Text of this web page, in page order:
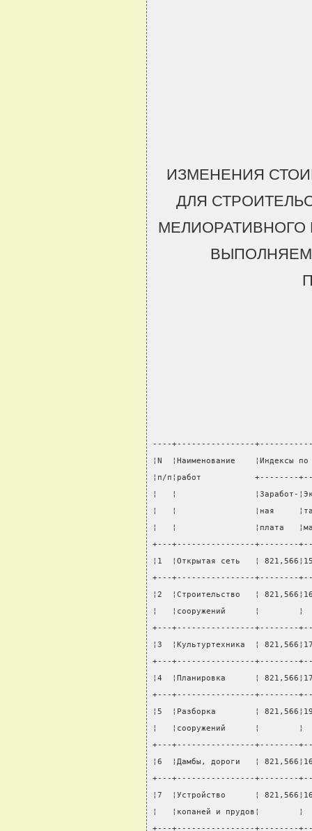
ИЗМЕНЕНИЯ
ДЛЯ
МЕЛИОРАТИВНОГО
----+----------------
¦N  ¦Наименование
¦п/п¦работ           +--------
¦   ¦                ¦Заработ-
¦   ¦                ¦ная
¦   ¦                ¦плата
+---+----------------+--------
¦1  ¦Открытая сеть   ¦
+---+----------------+--------
¦2  ¦Строительство   ¦
¦   ¦сооружений      ¦
+---+----------------+--------
¦3  ¦Культуртехника  ¦
+---+----------------+--------
¦4  ¦Планировка      ¦
+---+----------------+--------
¦5  ¦Разборка        ¦
¦   ¦сооружений      ¦
+---+----------------+--------
¦6  ¦Дамбы, дороги   ¦
+---+----------------+--------
¦7  ¦Устройство      ¦
¦   ¦копаней и прудов¦
+---+----------------+--------